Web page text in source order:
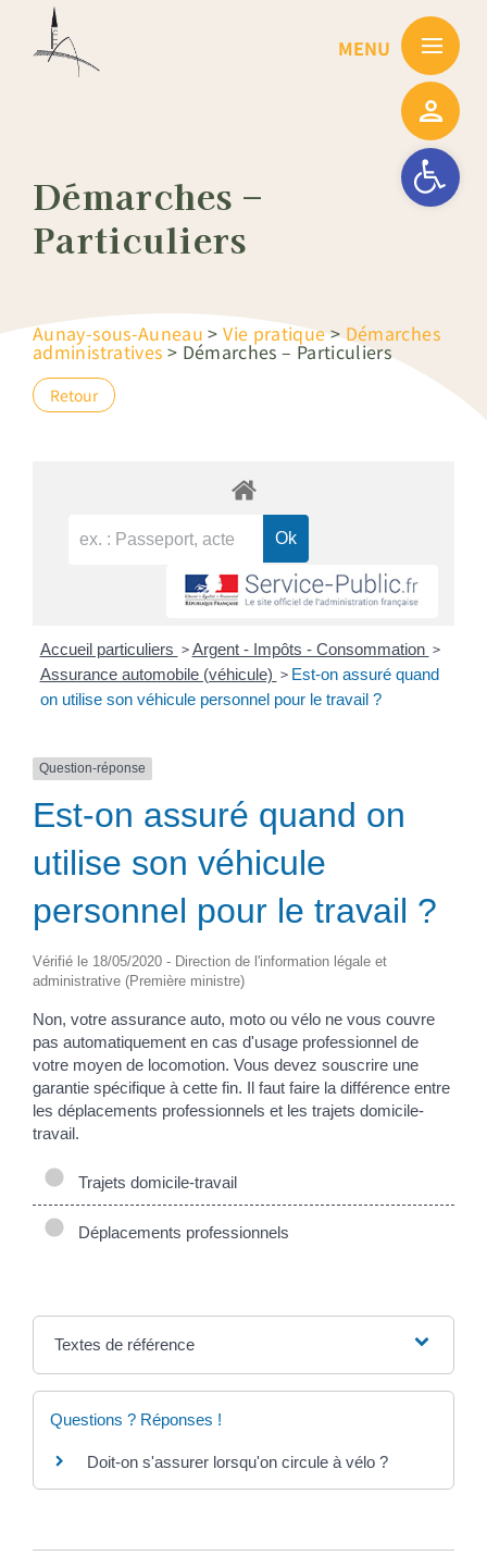
Ouvrir la
Démarches –
Particuliers
Aunay-sous-Auneau >Vie pratique>Démarches
administratives > Démarches – Particuliers
Retour
Accueil particuliers > Argent - Impôts - Consommation >
Assurance automobile (véhicule) > Est-on assuré quand
on utilise son véhicule personnel pour le travail ?
Question-réponse
Est-on assuré quand on
utilise son véhicule
personnel pour le travail ?
Vérifié le 18/05/2020 - Direction de l'information légale et
administrative (Première ministre)
Non, votre assurance auto, moto ou vélo ne vous couvre
pas automatiquement en cas d'usage professionnel de
votre moyen de locomotion. Vous devez souscrire une
garantie spécifique à cette fin. Il faut faire la différence entre
les déplacements professionnels et les trajets domicile-
travail.
Trajets domicile-travail
Déplacements professionnels
Textes de référence
Questions ? Réponses !
Doit-on s'assurer lorsqu'on circule à vélo ?